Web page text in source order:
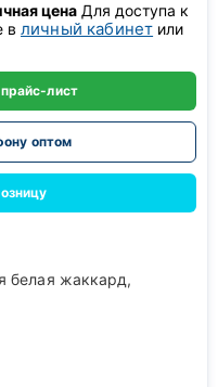
цена Для доступа к
в личный кабинет или
лист
оптом
белая жаккард,